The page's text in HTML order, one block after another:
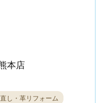
本店
し・革リフォーム